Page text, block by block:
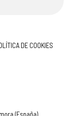
DE COOKIES
(España)